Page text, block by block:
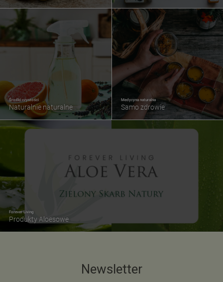
Forever Living
Produkty Aloesowe
Środki czystości
Naturalnie naturalne
Medycyna naturalna
Samo zdrowie
Newsletter